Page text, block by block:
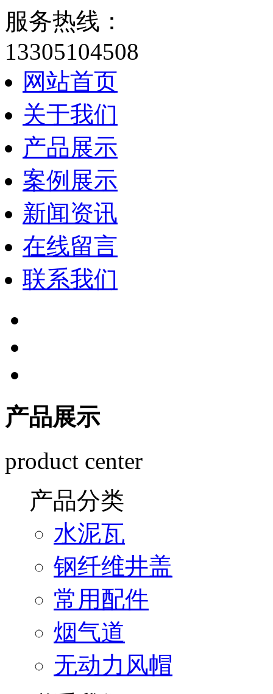
服务热线：
13305104508
网站首页
关于我们
产品展示
案例展示
新闻资讯
在线留言
联系我们
产品展示
product center
产品分类
水泥瓦
钢纤维井盖
常用配件
烟气道
无动力风帽